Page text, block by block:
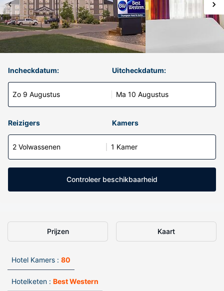
Incheckdatum:
Zo 9 Augustus
Uitcheckdatum:
Ma 10 Augustus
Reizigers Kamers
2 Volwassenen 1 Kamer
Controleer beschikbaarheid
Prijzen Kaart
Hotel Kamers : 80
Hotelketen : Best Western